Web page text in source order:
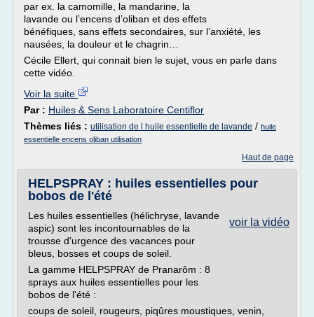
par ex. la camomille, la mandarine, la
lavande ou l’encens d’oliban et des effets
bénéfiques, sans effets secondaires, sur l’anxiété, les
nausées, la douleur et le chagrin…
Cécile Ellert, qui connait bien le sujet, vous en parle dans
cette vidéo.
Voir la suite
Par : Huiles & Sens Laboratoire Centiflor
Thèmes liés : utilisation de l huile essentielle de lavande / huile
essentielle encens oliban utilisation
Haut de page
HELPSPRAY : huiles essentielles pour
bobos de l'été
voir la vidéo
Les huiles essentielles (hélichryse, lavande
aspic) sont les incontournables de la
trousse d'urgence des vacances pour
bleus, bosses et coups de soleil.
La gamme HELPSPRAY de Pranarôm : 8
sprays aux huiles essentielles pour les
bobos de l'été :
coups de soleil, rougeurs, piqûres moustiques, venin,